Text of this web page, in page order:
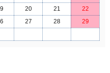
20 21
22
27 28
29